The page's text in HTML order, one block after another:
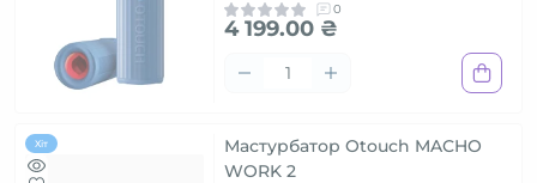
0
4 199.00 ₴
Хіт
Мастурбатор Otouch MACHO
WORK 2